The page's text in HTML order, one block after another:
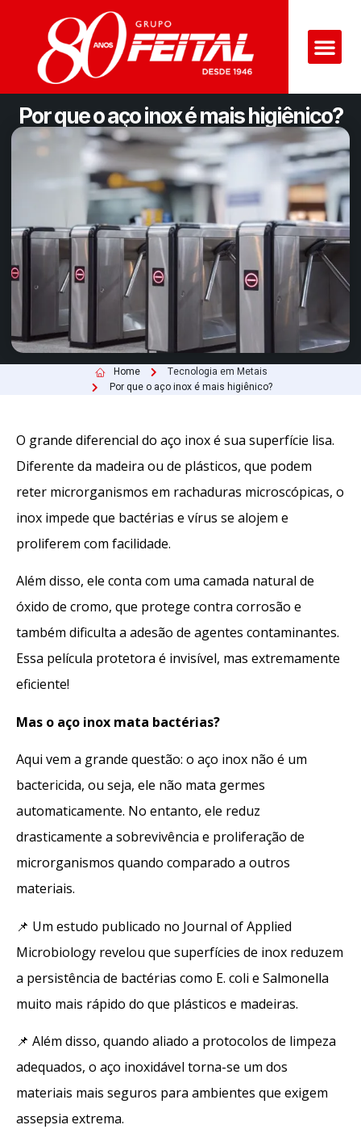
Por que o aço inox é mais higiênico?
Home
Tecnologia em Metais
Por que o aço inox é mais higiênico?
O grande diferencial do aço inox é sua superfície lisa.
Diferente da madeira ou de plásticos, que podem
reter microrganismos em rachaduras microscópicas, o
inox impede que bactérias e vírus se alojem e
proliferem com facilidade.
Além disso, ele conta com uma camada natural de
óxido de cromo, que protege contra corrosão e
também dificulta a adesão de agentes contaminantes.
Essa película protetora é invisível, mas extremamente
eficiente!
Mas o aço inox mata bactérias?
Aqui vem a grande questão: o aço inox não é um
bactericida, ou seja, ele não mata germes
automaticamente. No entanto, ele reduz
drasticamente a sobrevivência e proliferação de
microrganismos quando comparado a outros
materiais.
📌 Um estudo publicado no Journal of Applied
Microbiology revelou que superfícies de inox reduzem
a persistência de bactérias como E. coli e Salmonella
muito mais rápido do que plásticos e madeiras.
📌 Além disso, quando aliado a protocolos de limpeza
adequados, o aço inoxidável torna-se um dos
materiais mais seguros para ambientes que exigem
assepsia extrema.